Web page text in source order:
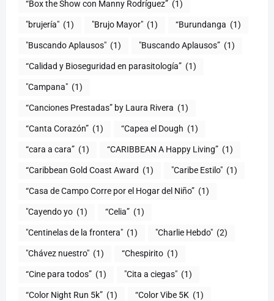
“Box the Show con Manny Rodríguez” (1)
"brujería" (1) "Brujo Mayor" (1) “Burundanga (1)
"Buscando Aplausos" (1) "Buscando Aplausos” (1)
(1)
"Campana" (1)
“Canciones Prestadas” by Laura Rivera (1)
“Canta Corazón” (1) “Capea el Dough (1)
“cara a cara” (1) “CARIBBEAN A Happy Living” (1)
(1) "Caribe Estilo" (1)
“Casa de Campo Corre por el Hogar del Niño” (1)
"Cayendo yo (1) (1)
"Centinelas de la frontera" (1) "Charlie Hebdo" (2)
"Chávez nuestro" (1) “Chespirito (1)
“Cine para todos” (1) "Cita a ciegas" (1)
“Color Night Run 5k” (1) “Color Vibe 5K (1)